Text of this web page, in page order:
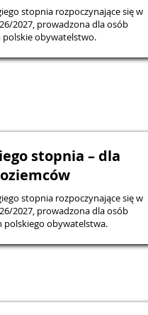
stopnia rozpoczynające się w
2027, prowadzona dla osób
polskie obywatelstwo.
stopnia – dla
stopnia rozpoczynające się w
2027, prowadzona dla osób
polskiego obywatelstwa.